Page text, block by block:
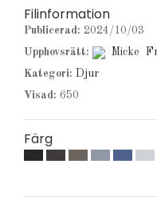
Filinformation
Publicerad: 2024/10/03
Upphovsrätt:
Micke
Kategori: Djur
Visad: 650
Färg